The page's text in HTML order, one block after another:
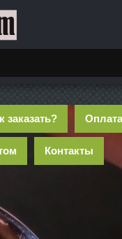
заказать?
Контакты